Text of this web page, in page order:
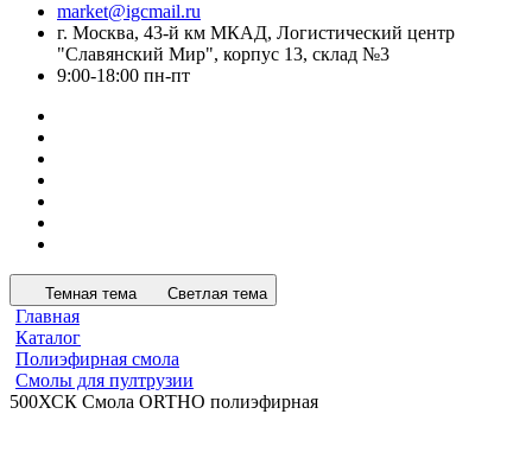
market@igcmail.ru
г. Москва, 43-й км МКАД, Логистический центр
"Славянский Мир", корпус 13, склад №3
9:00-18:00 пн-пт
Темная тема Светлая тема
Главная
Каталог
Полиэфирная смола
Смолы для пултрузии
500ХСК Смола ORTHO полиэфирная